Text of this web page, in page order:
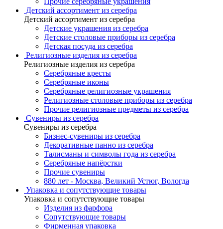
Детский ассортимент из серебра
Детский ассортимент из серебра
Детские украшения из серебра
Детские столовые приборы из серебра
Детская посуда из серебра
Религиозные изделия из серебра
Религиозные изделия из серебра
Серебряные кресты
Серебряные иконы
Серебряные религиозные украшения
Религиозные столовые приборы из серебра
Прочие религиозные предметы из серебра
Сувениры из серебра
Сувениры из серебра
Бизнес-сувениры из серебра
Декоративные панно из серебра
Талисманы и символы года из серебра
Серебряные напёрстки
Прочие сувениры
880 лет - Москва, Великий Устюг, Вологда
Упаковка и сопутствующие товары
Упаковка и сопутствующие товары
Изделия из фарфора
Сопутствующие товары
Фирменная упаковка